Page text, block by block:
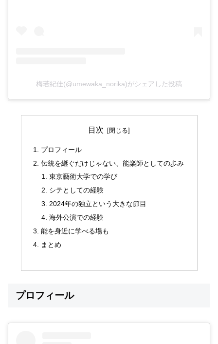
梅若紀佳(@umewaka_norika)がシェアした投稿
目次
プロフィール
伝統を継ぐだけじゃない、能楽師としての歩み
東京藝術大学での学び
シテとしての経験
2024年の独立という大きな節目
海外公演での経験
能を身近に学べる場も
まとめ
プロフィール